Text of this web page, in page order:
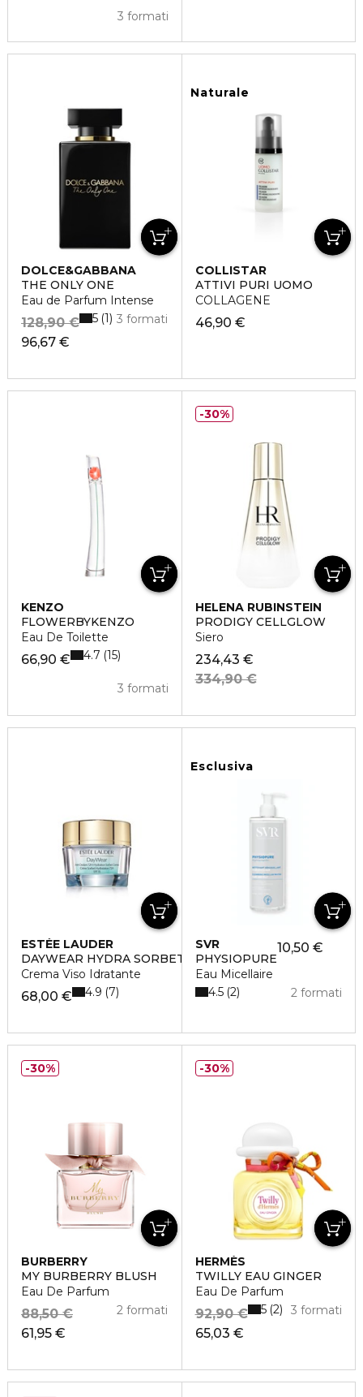
3 formati
DOLCE&GABBANA
THE ONLY ONE
Eau de Parfum Intense
96,67 €
128,90 € 3 formati
5 1
Naturale
COLLISTAR
ATTIVI PURI UOMO
COLLAGENE
46,90 €
KENZO
FLOWERBYKENZO
Eau De Toilette
66,90 €
3 formati
4.7 15
HELENA RUBINSTEIN
PRODIGY CELLGLOW
Siero
234,43 €
334,90 €
30%
ESTÉE LAUDER
DAYWEAR HYDRA SORBET
Crema Viso Idratante
68,00 € 4.9 7
Esclusiva
SVR
PHYSIOPURE
Eau Micellaire
10,50 €
2 formati
4.5 2
BURBERRY
MY BURBERRY BLUSH
Eau De Parfum
61,95 €
88,50 € 2 formati
30%
HERMÈS
TWILLY EAU GINGER
Eau De Parfum
65,03 €
92,90 € 3 formati
5 2
30%